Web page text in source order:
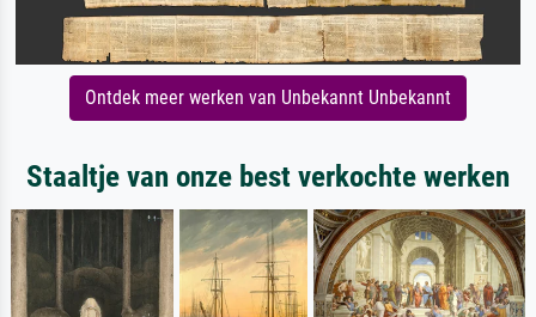
Ontdek meer werken van Unbekannt Unbekannt
Staaltje van onze best verkochte werken